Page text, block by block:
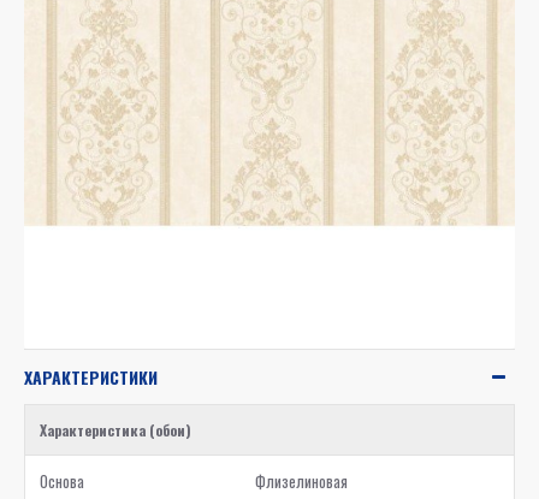
ХАРАКТЕРИСТИКИ
Характеристика (обои)
Основа Флизелиновая